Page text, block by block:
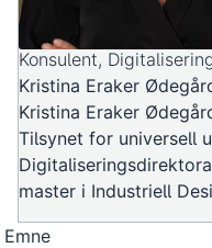
Konsulent,
Kristina Eraker
Kristina Eraker
Tilsynet for universell
master i Industriell
Emne